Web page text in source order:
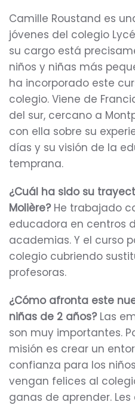
Camille Roustand es
jóvenes del colegio
su cargo está
niños y niñas más
ha incorporado este
colegio. Viene de
del sur, cercano a
con ella sobre su
días y su visión de la
temprana.
¿Cuál ha sido su
Molière? He trabajado
educadora en centros
academias. Y el curso
colegio cubriendo
profesoras.
¿Cómo afronta este
niñas de 2 años?Las
son muy importantes.
misión es crear un
confianza para los
vengan felices al
ganas de aprender.